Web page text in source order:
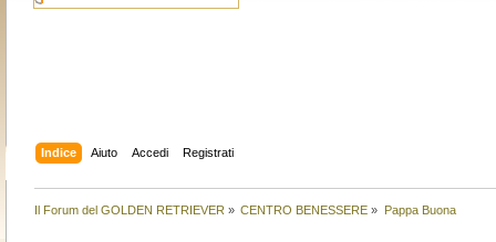
Indice Aiuto Accedi Registrati
Il Forum del GOLDEN RETRIEVER » CENTRO BENESSERE » Pappa Buona